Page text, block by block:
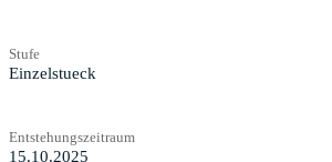
Stufe
Einzelstueck
Entstehungszeitraum
15.10.2025